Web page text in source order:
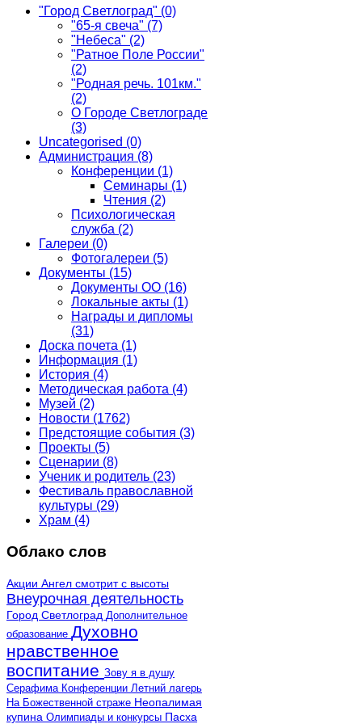
"Город Светлоград" (0)
"65-я свеча" (7)
"Небеса" (2)
"Ратное Поле России"
(2)
"Родная речь. 101км."
(2)
О Городе Светлограде
(3)
Uncategorised (0)
Администрация (8)
Конференции (1)
Семинары (1)
Чтения (2)
Психологическая
служба (2)
Галереи (0)
Фотогалереи (5)
Документы (15)
Документы ОО (16)
Локальные акты (1)
Награды и дипломы
(31)
Доска почета (1)
Информация (1)
История (4)
Методическая работа (4)
Музей (2)
Новости (1762)
Предстоящие события (3)
Проекты (5)
Сценарии (8)
Ученик и родитель (23)
Фестиваль православной
культуры (29)
Храм (4)
Облако слов
Акции Ангел смотрит с высоты
Внеурочная деятельность
Город Светлоград Дополнительное
образование Духовно
нравственное
воспитание Зову я в душу
Серафима Конференции Летний лагерь
На Божественной страже Неопалимая
купина Олимпиады и конкурсы Пасха